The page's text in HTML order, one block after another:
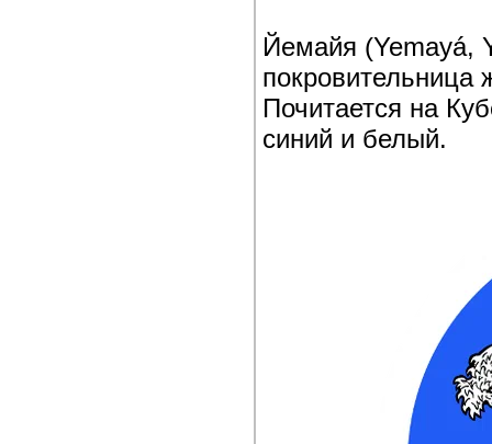
Йемайя (Yemayá,
Почитается на
синий и белый.